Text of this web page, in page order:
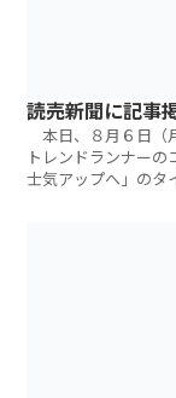
読売新聞に記事
本日、８月６日（
トレンドランナー
士気アップへ」のタ